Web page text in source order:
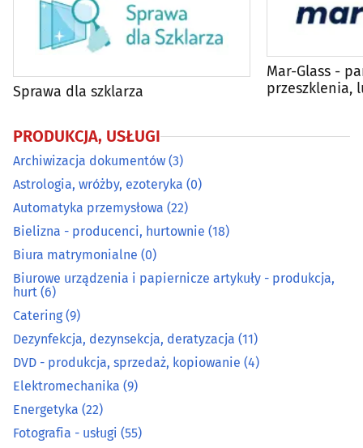
Dezynfekcja, dezynsekcja, deratyzacja
Elektromechanika(9)
Energetyka(22)
Fotografia - usługi(55)
Galwanizacja(3)
Gaz - dystrybucja, napełnianie
Grawerstwo
Introligatornie (4)
Kamieniarze(31)
Klucze - dorabianie(12)
Sprawa dla szklarza
Mar-Glass -
przeszklenia,
PRODUKCJA, USŁUGI
Archiwizacja dokumentów (3)
Astrologia, wróżby, ezoteryka (0)
Automatyka przemysłowa (22)
Bielizna - producenci, hurtownie (18)
Biura matrymonialne (0)
Biurowe urządzenia i papiernicze artykuły - produkcja,
hurt (6)
Catering(9)
Dezynfekcja, dezynsekcja, deratyzacja (11)
DVD - produkcja, sprzedaż, kopiowanie (4)
Elektromechanika (9)
Energetyka (22)
Fotografia - usługi (55)